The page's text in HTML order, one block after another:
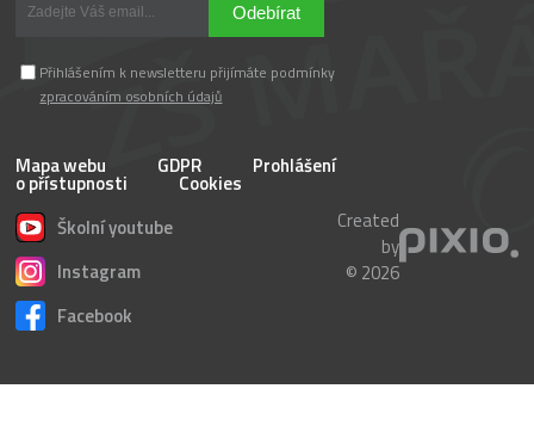
Odebírat
Přihlášením k newsletteru přijímáte podmínky
zpracováním osobních údajů
Mapa webu GDPR Prohlášení
o přístupnosti
Cookies
Školní youtube
Instagram
Facebook
Created
by
© 2026